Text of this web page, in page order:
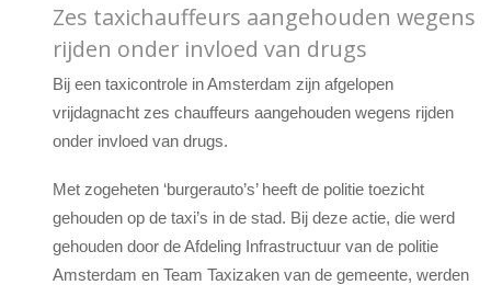
Zes taxichauffeurs aangehouden wegens
rijden onder invloed van drugs
Bij een taxicontrole in Amsterdam zijn afgelopen
vrijdagnacht zes chauffeurs aangehouden wegens rijden
onder invloed van drugs.
Met zogeheten ‘burgerauto’s’ heeft de politie toezicht
gehouden op de taxi’s in de stad. Bij deze actie, die werd
gehouden door de Afdeling Infrastructuur van de politie
Amsterdam en Team Taxizaken van de gemeente, werden